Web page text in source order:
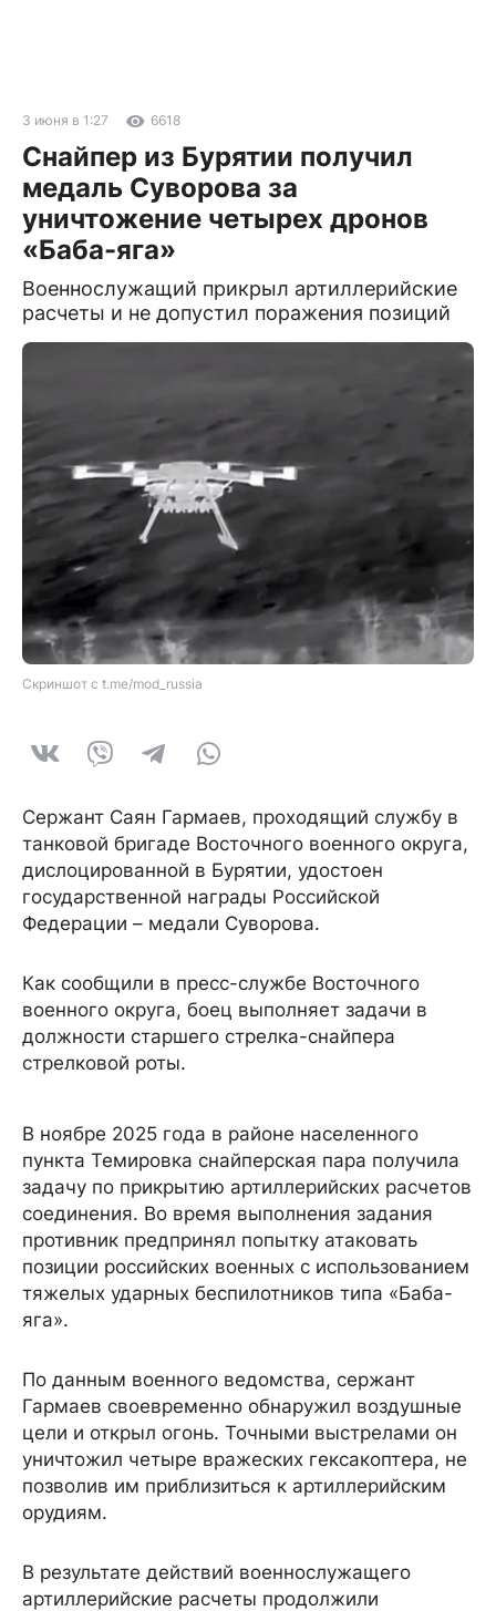
3 июня в 1:27 6618
Снайпер из Бурятии получил
медаль Суворова за
уничтожение четырех дронов
«Баба-яга»
Военнослужащий прикрыл артиллерийские
расчеты и не допустил поражения позиций
Скриншот с t.me/mod_russia
Сержант Саян Гармаев, проходящий службу в
танковой бригаде Восточного военного округа,
дислоцированной в Бурятии, удостоен
государственной награды Российской
Федерации – медали Суворова.
Как сообщили в пресс-службе Восточного
военного округа, боец выполняет задачи в
должности старшего стрелка-снайпера
стрелковой роты.
В ноябре 2025 года в районе населенного
пункта Темировка снайперская пара получила
задачу по прикрытию артиллерийских расчетов
соединения. Во время выполнения задания
противник предпринял попытку атаковать
позиции российских военных с использованием
тяжелых ударных беспилотников типа «Баба-
яга».
По данным военного ведомства, сержант
Гармаев своевременно обнаружил воздушные
цели и открыл огонь. Точными выстрелами он
уничтожил четыре вражеских гексакоптера, не
позволив им приблизиться к артиллерийским
орудиям.
В результате действий военнослужащего
артиллерийские расчеты продолжили